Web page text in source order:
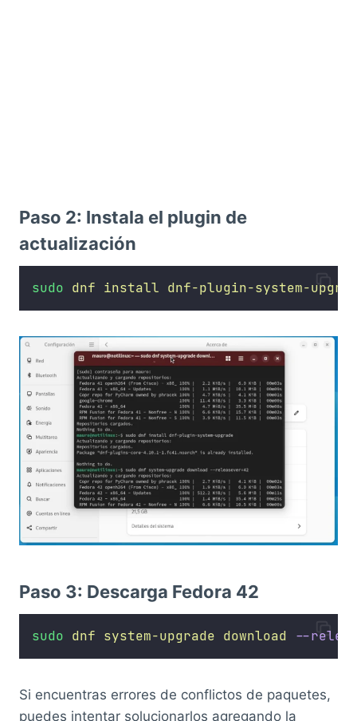
Paso 2: Instala el plugin de
actualización
sudo dnf install dnf-plugin-system-
Paso 3: Descarga Fedora 42
sudo dnf system-upgrade download --
Si encuentras errores de conflictos de paquetes,
puedes intentar solucionarlos agregando la